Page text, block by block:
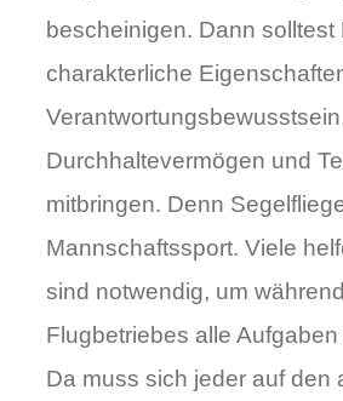
bescheinigen. Dann solltest
charakterliche
Durchhaltevermögen und
mitbringen. Denn
Mannschaftssport. Viele
sind notwendig, um
Flugbetriebes alle
Da muss sich jeder auf den